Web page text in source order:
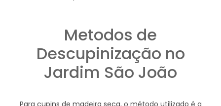
Metodos de
Descupinização no
Jardim São João
Para cupins de madeira seca, o método utilizado é a